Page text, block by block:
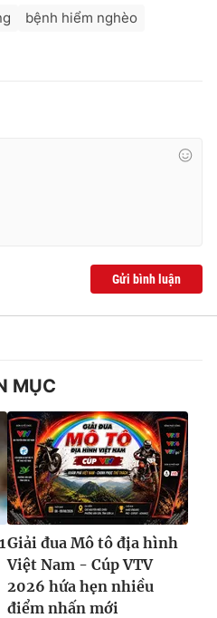
bệnh hiểm nghèo
Gửi bình luận
MỤC
Giải đua Mô tô địa hình
Việt Nam - Cúp VTV
2026 hứa hẹn nhiều
điểm nhấn mới